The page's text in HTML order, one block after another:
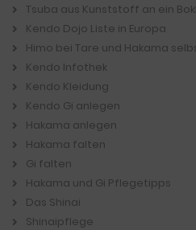
Tsuba aus Kunststoff an ein
Kendo Dojo Liste in Europa
Himo bei Tare und Hakama
Kendo Infothek
Kendo Kleidung
Kendo Gi anlegen
Hakama anlegen
Hakama falten
Gi falten
Hakama und Gi Pflegetipps
Das Shinai
Shinaipflege